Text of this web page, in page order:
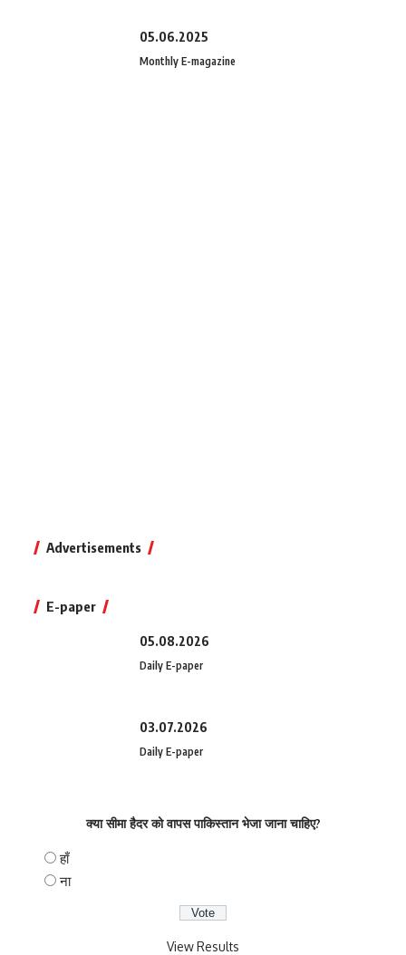
05.06.2025
Monthly E-magazine
Advertisements
E-paper
05.08.2026
Daily E-paper
03.07.2026
Daily E-paper
क्या सीमा हैदर को वापस पाकिस्तान भेजा जाना चाहिए?
हाँ
ना
View Results